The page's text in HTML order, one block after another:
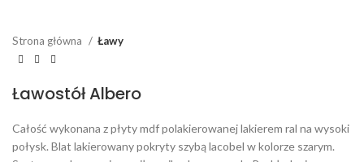
Strona główna Ławy
Ławostół Albero
Całość wykonana z płyty mdf polakierowanej lakierem ral na wysoki
połysk. Blat lakierowany pokryty szybą lacobel w kolorze szarym.